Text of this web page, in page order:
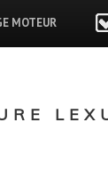
MOTEUR